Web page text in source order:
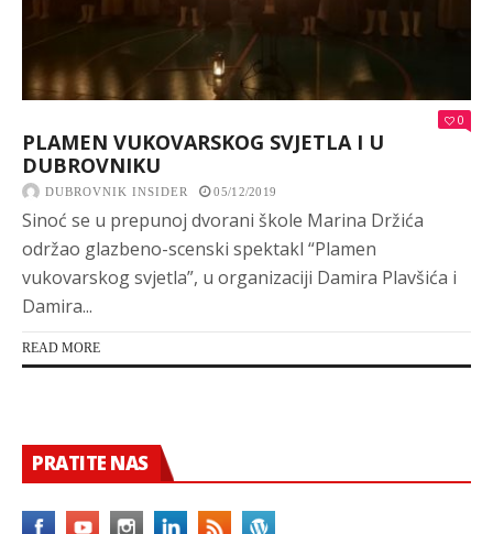
0
PLAMEN VUKOVARSKOG SVJETLA I U
DUBROVNIKU
DUBROVNIK INSIDER 05/12/2019
Sinoć se u prepunoj dvorani škole Marina Držića
održao glazbeno-scenski spektakl “Plamen
vukovarskog svjetla”, u organizaciji Damira Plavšića i
Damira...
READ MORE
PRATITE NAS